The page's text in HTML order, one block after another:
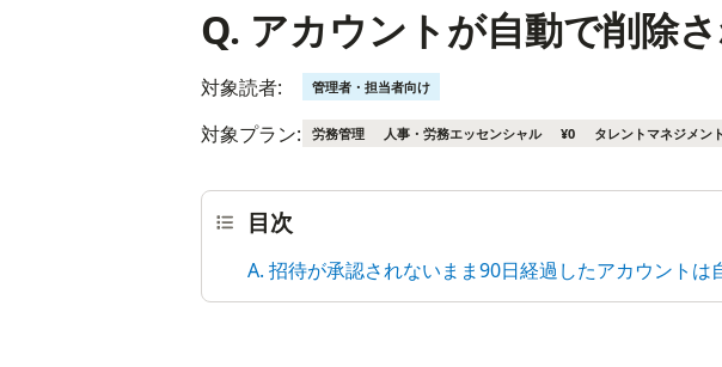
Q. アカウントが自動で削除
対象読者: 管理者・担当者向け
対象プラン: 労務管理 人事・労務エッセンシャル ¥0 タレントマネジメント
目次
A. 招待が承認されないまま90日経過したアカウントは